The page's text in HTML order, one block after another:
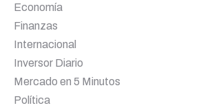
Economía
Finanzas
Internacional
Inversor Diario
Mercado en 5 Minutos
Política